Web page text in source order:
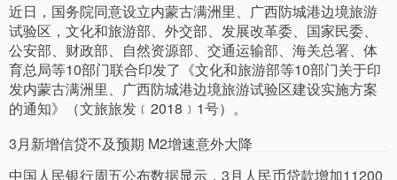
近日，国务院同意设立内蒙古满洲里、广西防城港边境旅游
试验区，文化和旅游部、外交部、发展改革委、国家民委、
公安部、财政部、自然资源部、交通运输部、海关总署、体
育总局等10部门联合印发了《文化和旅游部等10部门关于印
发内蒙古满洲里、广西防城港边境旅游试验区建设实施方案
的通知》（文旅旅发﹝2018﹞1号）。
3月新增信贷不及预期 M2增速意外大降
中国人民银行周五公布数据显示，3月人民币贷款增加11200